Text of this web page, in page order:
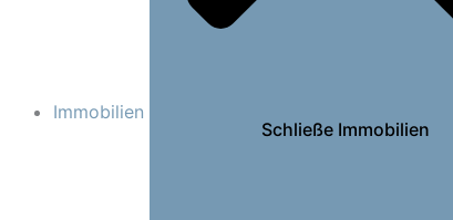
Immobilien
Schließe Immobilien